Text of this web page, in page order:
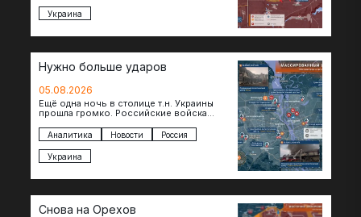
Украина
Нужно больше ударов
05.08.2026
Ещё одна ночь в столице т.н. Украины
прошла громко. Российские войска
объекты и предприятия в Киеве и
окрестностях….
Аналитика Новости Россия
Украина
Снова на Орехов